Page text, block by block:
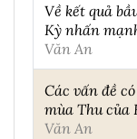
Về kết quả
Kỳ nhấn
Văn An
Các vấn đề
mùa Thu của
Văn An